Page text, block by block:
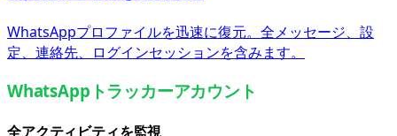
WhatsAppプロファイルを迅速に復元。全メッセージ、設
定、連絡先、ログインセッションを含みます。
WhatsAppトラッカーアカウント
全アクティビティを監視